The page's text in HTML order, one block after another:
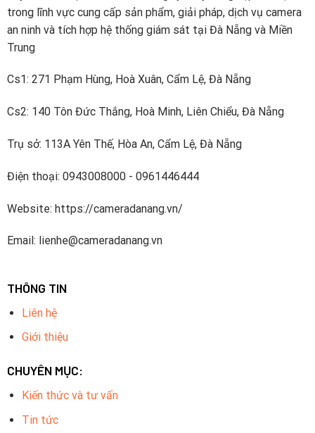
trong lĩnh vực cung cấp sản phẩm, giải pháp, dịch vụ camera
an ninh và tích hợp hệ thống giám sát tại Đà Nẵng và Miền
Trung
Cs1: 271 Phạm Hùng, Hoà Xuân, Cẩm Lệ, Đà Nẵng
Cs2: 140 Tôn Đức Thắng, Hoà Minh, Liên Chiểu, Đà Nẵng
Trụ sở: 113A Yên Thế, Hòa An, Cẩm Lệ, Đà Nẵng
Điện thoại: 0943008000 - 0961446444
Website: https://cameradanang.vn/
Email: lienhe@cameradanang.vn
THÔNG TIN
Liên hệ
Giới thiệu
CHUYÊN MỤC:
Kiến thức và tư vấn
Tin tức